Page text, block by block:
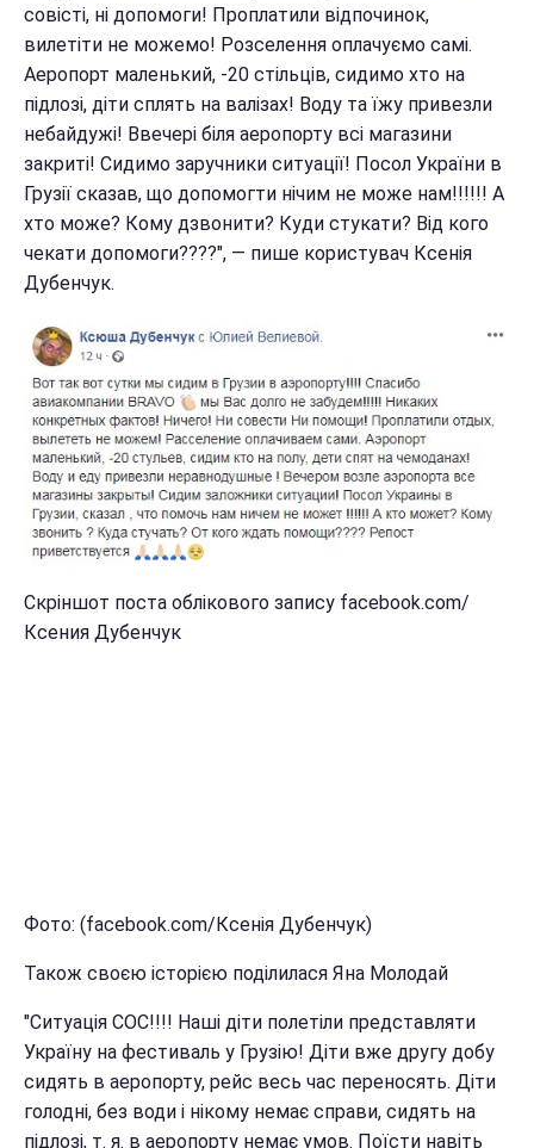
совісті, ні допомоги! Проплатили відпочинок,
вилетіти не можемо! Розселення оплачуємо самі.
Аеропорт маленький, -20 стільців, сидимо хто на
підлозі, діти сплять на валізах! Воду та їжу привезли
небайдужі! Ввечері біля аеропорту всі магазини
закриті! Сидимо заручники ситуації! Посол України в
Грузії сказав, що допомогти нічим не може нам!!!!!! А
хто може? Кому дзвонити? Куди стукати? Від кого
чекати допомоги????", — пише користувач Ксенія
Дубенчук.
Скріншот поста облікового запису facebook.com/
Ксения Дубенчук
Фото: (facebook.com/Ксенія Дубенчук)
Також своєю історією поділилася Яна Молодай
"Ситуація СОС!!!! Наші діти полетіли представляти
Україну на фестиваль у Грузію! Діти вже другу добу
сидять в аеропорту, рейс весь час переносять. Діти
голодні, без води і нікому немає справи, сидять на
підлозі, т. я. в аеропорту немає умов. Поїсти навіть